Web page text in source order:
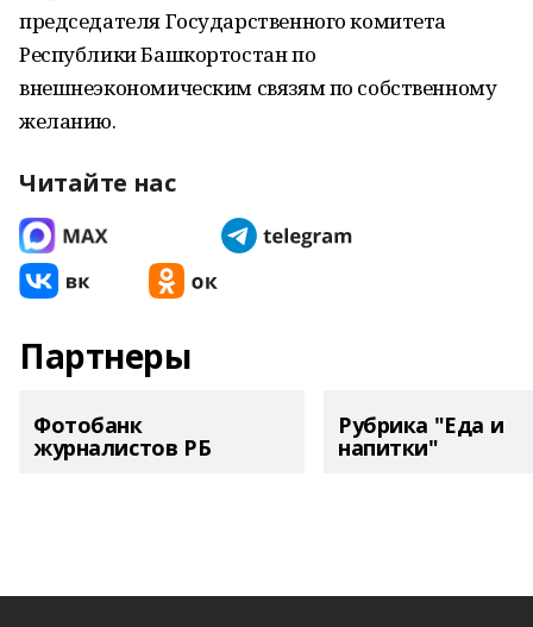
председателя Государственного комитета
Республики Башкортостан по
внешнеэкономическим связям по собственному
желанию.
Читайте нас
Партнеры
Фотобанк
журналистов РБ
Рубрика "Еда и
напитки"